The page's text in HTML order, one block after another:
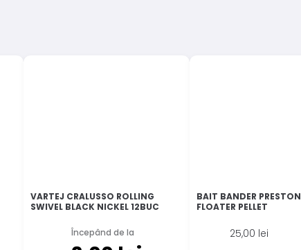
VARTEJ CRALUSSO ROLLING
SWIVEL BLACK NICKEL 12BUC
Începând de la
BAIT BANDER PRESTON
FLOATER PELLET
25,00 lei